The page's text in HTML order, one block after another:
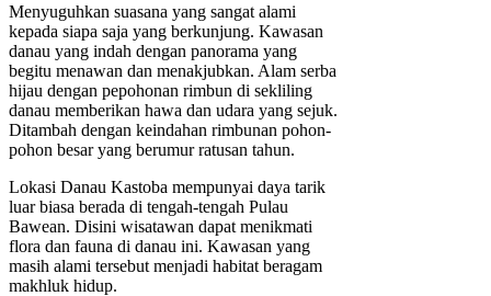
Menyuguhkan suasana yang sangat alami
kepada siapa saja yang berkunjung. Kawasan
danau yang indah dengan panorama yang
begitu menawan dan menakjubkan. Alam serba
hijau dengan pepohonan rimbun di sekliling
danau memberikan hawa dan udara yang sejuk.
Ditambah dengan keindahan rimbunan pohon-
pohon besar yang berumur ratusan tahun.
Lokasi Danau Kastoba mempunyai daya tarik
luar biasa berada di tengah-tengah Pulau
Bawean. Disini wisatawan dapat menikmati
flora dan fauna di danau ini. Kawasan yang
masih alami tersebut menjadi habitat beragam
makhluk hidup.